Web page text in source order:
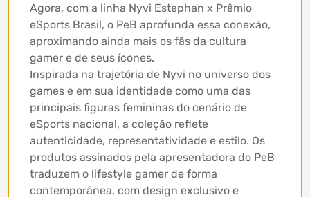
Agora, com a linha Nyvi Estephan x Prêmio
eSports Brasil, o PeB aprofunda essa conexão,
aproximando ainda mais os fãs da cultura
gamer e de seus ícones.
Inspirada na trajetória de Nyvi no universo dos
games e em sua identidade como uma das
principais figuras femininas do cenário de
eSports nacional, a coleção reflete
autenticidade, representatividade e estilo. Os
produtos assinados pela apresentadora do PeB
traduzem o lifestyle gamer de forma
contemporânea, com design exclusivo e